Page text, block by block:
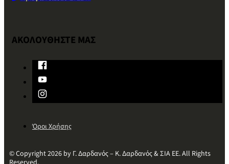
ΑΚΟΛΟΥΘΗΣΤΕ ΜΑΣ
Όροι Χρήσης
© Copyright 2026 by Γ. Δαρδανός – Κ. Δαρδανός & ΣΙΑ ΕΕ. All Rights